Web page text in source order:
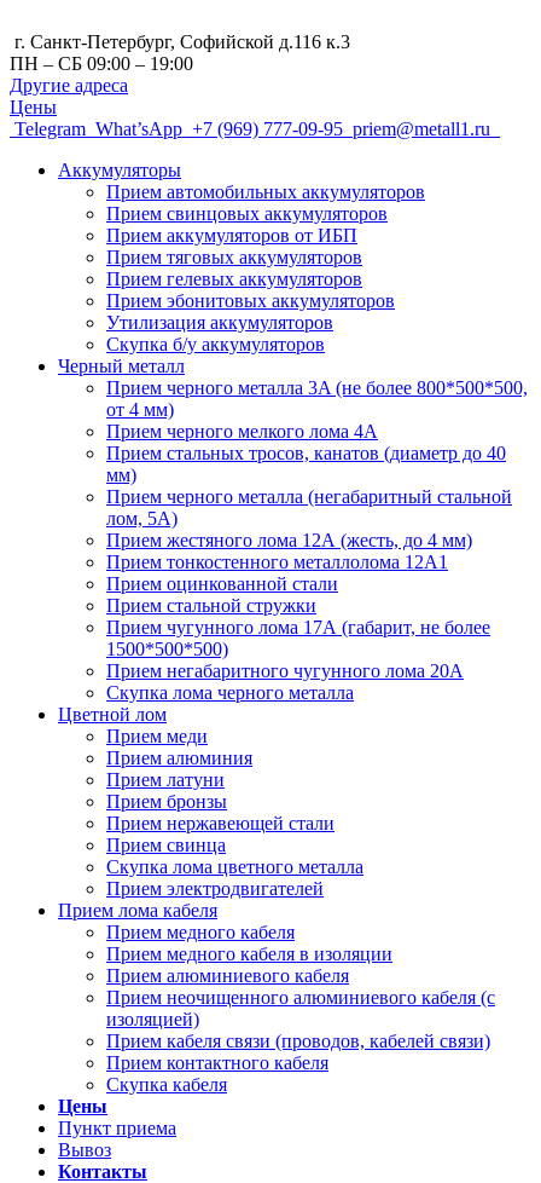
г. Санкт-Петербург, Cофийской д.116 к.3
ПН – СБ 09:00 – 19:00
Другие адреса
Цены
Telegram What’sApp +7 (969) 777-09-95 priem@metall1.ru
Аккумуляторы
Прием автомобильных аккумуляторов
Прием свинцовых аккумуляторов
Прием аккумуляторов от ИБП
Прием тяговых аккумуляторов
Прием гелевых аккумуляторов
Прием эбонитовых аккумуляторов
Утилизация аккумуляторов
Скупка б/у аккумуляторов
Черный металл
Прием черного металла 3A (не более 800*500*500,
от 4 мм)
Прием черного мелкого лома 4А
Прием стальных тросов, канатов (диаметр до 40
мм)
Прием черного металла (негабаритный стальной
лом, 5A)
Прием жестяного лома 12А (жесть, до 4 мм)
Прием тонкостенного металлолома 12А1
Прием оцинкованной стали
Прием стальной стружки
Прием чугунного лома 17А (габарит, не более
1500*500*500)
Прием негабаритного чугунного лома 20А
Скупка лома черного металла
Цветной лом
Прием меди
Прием алюминия
Прием латуни
Прием бронзы
Прием нержавеющей стали
Прием свинца
Скупка лома цветного металла
Прием электродвигателей
Прием лома кабеля
Прием медного кабеля
Прием медного кабеля в изоляции
Прием алюминиевого кабеля
Прием неочищенного алюминиевого кабеля (с
изоляцией)
Прием кабеля связи (проводов, кабелей связи)
Прием контактного кабеля
Скупка кабеля
Цены
Пункт приема
Вывоз
Контакты